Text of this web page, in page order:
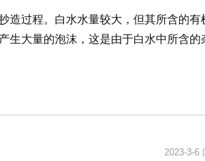
过程。白水水量较大，但其所含的有
生大量的泡沫，这是由于白水中所含的
2023-3-6